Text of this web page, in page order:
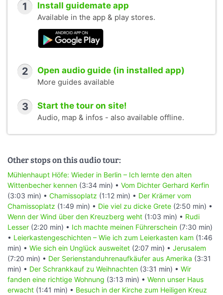
1 Install guidemate app
Available in the app & play stores.
2 Open audio guide (in installed app)
More guides available
3 Start the tour on site!
Audio, map & infos - also available offline.
Other stops on this audio tour:
Mühlenhaupt Höfe: Wieder in Berlin – Ich lernte den alten
Wittenbecher kennen (3:34 min) • Vom Dichter Gerhard Kerfin
(3:03 min) • Chamissoplatz (1:12 min) • Der Krämer vom
Chamissoplatz (1:49 min) • Die viel zu dicke Grete (2:50 min) •
Wenn der Wind über den Kreuzberg weht (1:03 min) • Rudi
Lesser (2:20 min) • Ich machte meinen Führerschein (7:30 min)
• Leierkastengeschichten – Wie ich zum Leierkasten kam (1:46
min) • Wie sich ein Unglück ausweitet (2:07 min) • Jerusalem
(7:20 min) • Der Serienstanduhrenaufkäufer aus Amerika (3:31
min) • Der Schrankkauf zu Weihnachten (3:31 min) • Wir
fanden eine richtige Wohnung (3:13 min) • Wenn unser Haus
erwacht (1:41 min) • Besuch in der Kirche zum Heiligen Kreuz